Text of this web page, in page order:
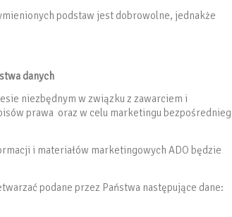
podstaw jest dobrowolne, jednakże
danych
niezbędnym w związku z zawarciem i
prawa oraz w celu marketingu
i materiałów marketingowych ADO będzie
podane przez Państwa następujące dane: